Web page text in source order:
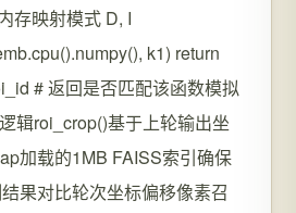
存映射模式 D, I
k1) return
# 返回是否匹配该函数模拟
辑roi_crop()基于上轮输出坐
加载的1MB FAISS索引确保
果对比轮次坐标偏移像素召